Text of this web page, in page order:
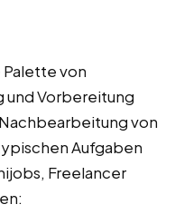
von
und Vorbereitung
von
Aufgaben
Freelancer